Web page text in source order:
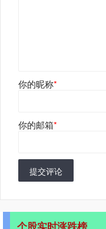
你的昵称*
你的邮箱*
提交评论
个股实时涨跌榜